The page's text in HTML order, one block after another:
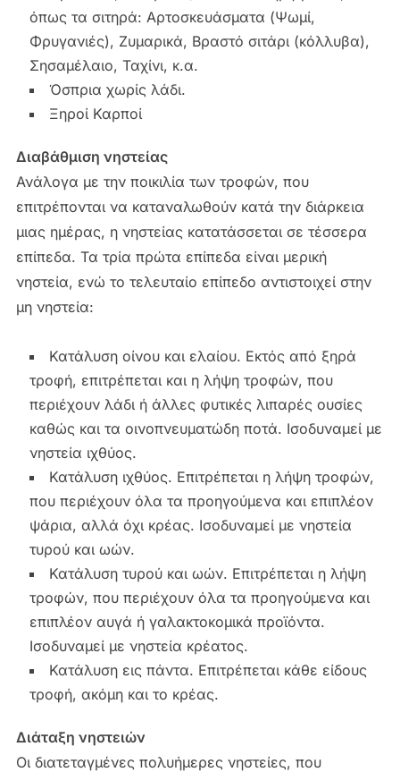
όπως τα σιτηρά: Αρτοσκευάσματα (Ψωμί,
Φρυγανιές), Ζυμαρικά, Βραστό σιτάρι (κόλλυβα),
Σησαμέλαιο, Ταχίνι, κ.α.
Όσπρια χωρίς λάδι.
Ξηροί Καρποί
Διαβάθμιση νηστείας
Ανάλογα με την ποικιλία των τροφών, που
επιτρέπονται να καταναλωθούν κατά την διάρκεια
μιας ημέρας, η νηστείας κατατάσσεται σε τέσσερα
επίπεδα. Τα τρία πρώτα επίπεδα είναι μερική
νηστεία, ενώ το τελευταίο επίπεδο αντιστοιχεί στην
μη νηστεία:
Κατάλυση οίνου και ελαίου. Εκτός από ξηρά
τροφή, επιτρέπεται και η λήψη τροφών, που
περιέχουν λάδι ή άλλες φυτικές λιπαρές ουσίες
καθώς και τα οινοπνευματώδη ποτά. Ισοδυναμεί με
νηστεία ιχθύος.
Κατάλυση ιχθύος. Επιτρέπεται η λήψη τροφών,
που περιέχουν όλα τα προηγούμενα και επιπλέον
ψάρια, αλλά όχι κρέας. Ισοδυναμεί με νηστεία
τυρού και ωών.
Κατάλυση τυρού και ωών. Επιτρέπεται η λήψη
τροφών, που περιέχουν όλα τα προηγούμενα και
επιπλέον αυγά ή γαλακτοκομικά προϊόντα.
Ισοδυναμεί με νηστεία κρέατος.
Κατάλυση εις πάντα. Επιτρέπεται κάθε είδους
τροφή, ακόμη και το κρέας.
Διάταξη νηστειών
Οι διατεταγμένες πολυήμερες νηστείες, που